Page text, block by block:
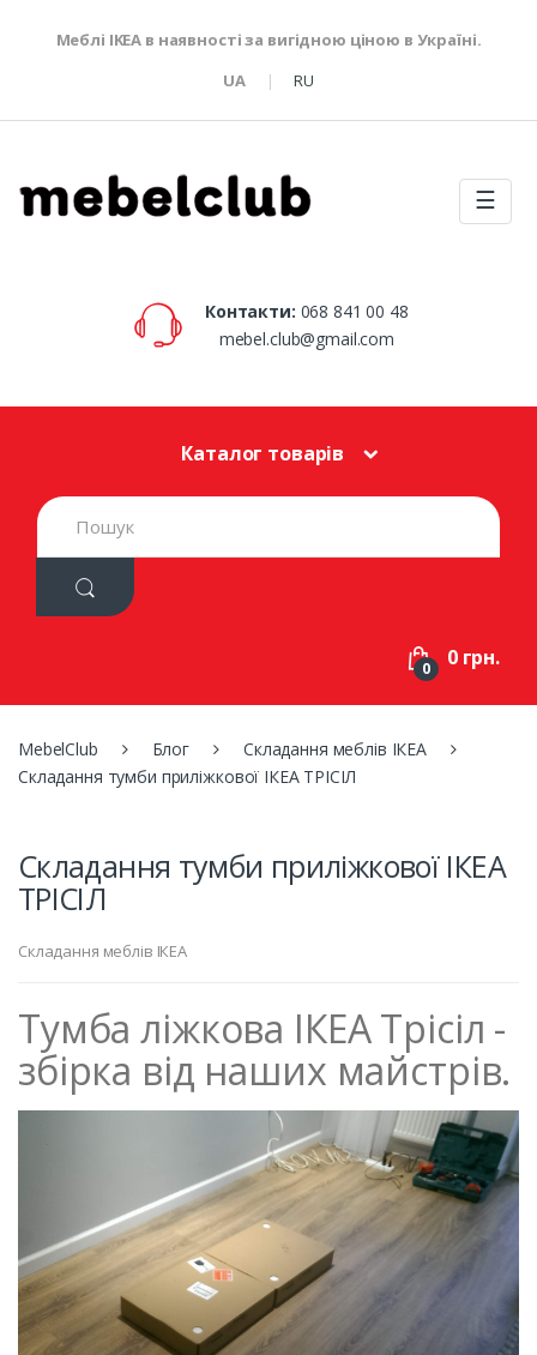
Меблі IKEA в наявності за вигідною ціною в Україні.
UA
RU
☰
Контакти: 068 841 00 48
mebel.club@gmail.com
Каталог товарів
S
e
h
:
0 0 грн.
MebelClub Блог
Складання меблів ІКЕА
Складання тумби приліжкової ІКЕА ТРІСІЛ
Складання тумби приліжкової ІКЕА
ТРІСІЛ
Складання меблів ІКЕА
Тумба ліжкова ІКЕА Трісіл -
збірка від наших майстрів.